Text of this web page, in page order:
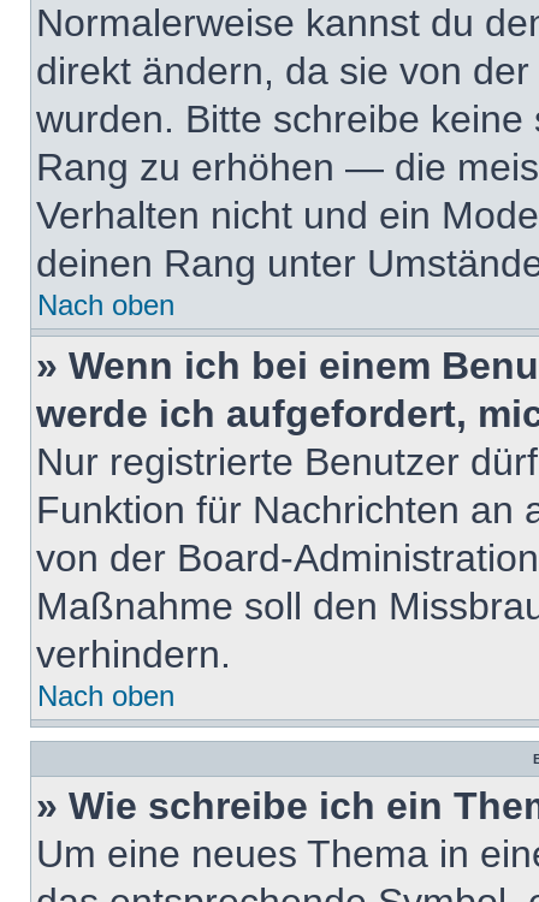
Normalerweise kannst du
direkt ändern, da sie von
wurden. Bitte schreibe
Rang zu erhöhen — die
Verhalten nicht und ein
deinen Rang unter
Nach oben
» Wenn ich bei einem
werde ich aufgefordert,
Nur registrierte Benutzer
Funktion für Nachrichten an
von der Board-
Maßnahme soll den
verhindern.
Nach oben
» Wie schreibe ich ein
Um eine neues Thema in